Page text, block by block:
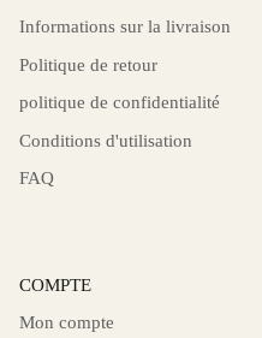
Informations sur la livraison
Politique de retour
politique de confidentialité
Conditions d'utilisation
FAQ
COMPTE
Mon compte